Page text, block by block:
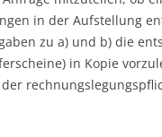
in der Aufstellung
zu a) und b) die
in Kopie